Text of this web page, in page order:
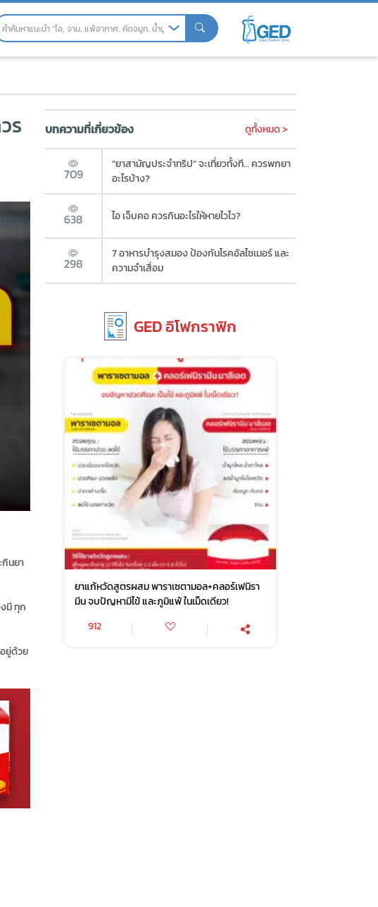
ควรกินอย่างไร?
ร
นยา
มี ทุก
ยู่ด้วย
บทความที่เกี่ยวข้อง ดูทั้งหมด >
709
“ยาสามัญประจำทริป” จะเที่ยวทั้งที… ควรพกยา
อะไรบ้าง?
638 ไอ เจ็บคอ ควรกินอะไรให้หายไวไว?
298
7 อาหารบำรุงสมอง ป้องกันโรคอัลไซเมอร์ และ
ความจำเสื่อม
GED อิโฟกราฟิก
ยาแก้หวัดสูตรผสม พาราเซตามอล+คลอร์เฟนิรา
มีน จบปัญหามีไข้ และภูมิแพ้ ในเม็ดเดียว!
912